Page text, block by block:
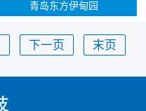
青岛东方伊甸园
下一页 末页